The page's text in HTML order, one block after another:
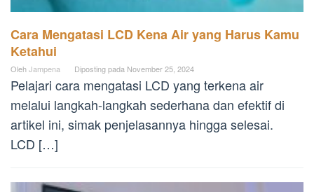
Cara Mengatasi LCD Kena Air yang Harus Kamu
Ketahui
OlehJampena Diposting pada November 25, 2024
Pelajari cara mengatasi LCD yang terkena air
melalui langkah-langkah sederhana dan efektif di
artikel ini, simak penjelasannya hingga selesai.
LCD […]